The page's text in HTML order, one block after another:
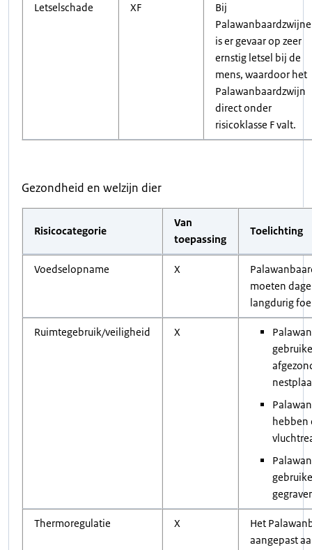
Letselschade XF
Bij
is er gevaar op zeer
ernstig letsel bij de
mens, waardoor het
Palawanbaardzwijn
direct onder
risicoklasse F valt.
Gezondheid en welzijn dier
Risicocategorie
Van
toepassing
Toelichting
Voedselopname X
moeten
langdurig
Ruimtegebruik/veiligheid X
hebben
Thermoregulatie X
Het
aangepast